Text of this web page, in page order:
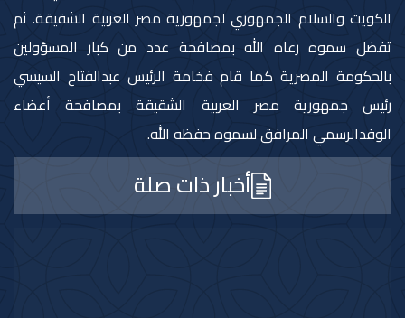
الكويت والسلام الجمهوري لجمهورية مصر العربية الشقيقة. ثم
تفضل سموه رعاه الله بمصافحة عدد من كبار المسؤولين
بالحكومة المصرية كما قام فخامة الرئيس عبدالفتاح السيسي
رئيس جمهورية مصر العربية الشقيقة بمصافحة أعضاء
الوفدالرسمي المرافق لسموه حفظه الله.
أخبار ذات صلة